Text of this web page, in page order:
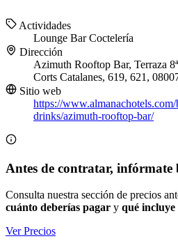
Actividades
Lounge BarCoctelería
Dirección
Azimuth Rooftop Bar, Terraza
Corts Catalanes, 619, 621,
Sitio web
https://
drinks/azimuth-rooftop-bar/
Antes de contratar, infórmate
Consulta nuestra sección de precios
cuánto deberías pagar y qué incluye
Ver Precios